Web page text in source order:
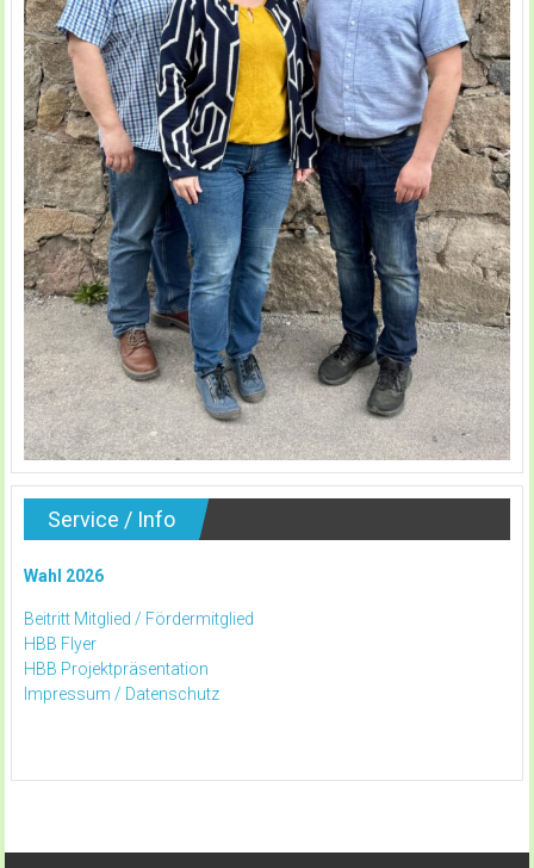
Service / Info
Wahl 2026
Beitritt Mitglied / Fördermitglied
HBB Flyer
HBB Projektpräsentation
Impressum / Datenschutz